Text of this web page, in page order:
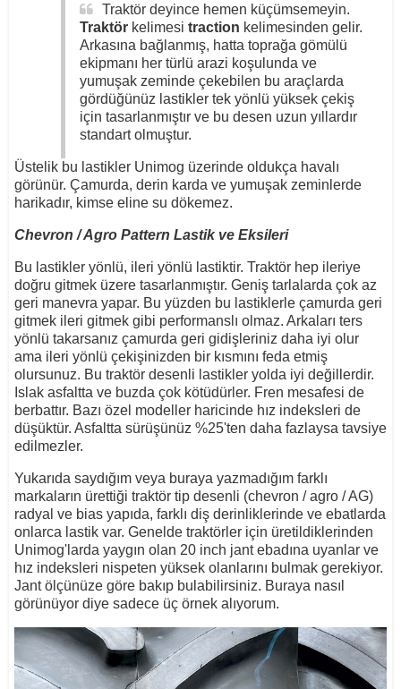
Traktör deyince hemen küçümsemeyin.
Traktörkelimesi traction kelimesinden gelir.
Arkasına bağlanmış, hatta toprağa gömülü
ekipmanı her türlü arazi koşulunda ve
yumuşak zeminde çekebilen bu araçlarda
gördüğünüz lastikler tek yönlü yüksek çekiş
için tasarlanmıştır ve bu desen uzun yıllardır
standart olmuştur.
Üstelik bu lastikler Unimog üzerinde oldukça havalı
görünür. Çamurda, derin karda ve yumuşak zeminlerde
harikadır, kimse eline su dökemez.
Chevron / Agro Pattern Lastik ve Eksileri
Bu lastikler yönlü, ileri yönlü lastiktir. Traktör hep ileriye
doğru gitmek üzere tasarlanmıştır. Geniş tarlalarda çok az
geri manevra yapar. Bu yüzden bu lastiklerle çamurda geri
gitmek ileri gitmek gibi performanslı olmaz. Arkaları ters
yönlü takarsanız çamurda geri gidişleriniz daha iyi olur
ama ileri yönlü çekişinizden bir kısmını feda etmiş
olursunuz. Bu traktör desenli lastikler yolda iyi değillerdir.
Islak asfaltta ve buzda çok kötüdürler. Fren mesafesi de
berbattır. Bazı özel modeller haricinde hız indeksleri de
düşüktür. Asfaltta sürüşünüz %25'ten daha fazlaysa tavsiye
edilmezler.
Yukarıda saydığım veya buraya yazmadığım farklı
markaların ürettiği traktör tip desenli (chevron / agro / AG)
radyal ve bias yapıda, farklı diş derinliklerinde ve ebatlarda
onlarca lastik var. Genelde traktörler için üretildiklerinden
Unimog'larda yaygın olan 20 inch jant ebadına uyanlar ve
hız indeksleri nispeten yüksek olanlarını bulmak gerekiyor.
Jant ölçünüze göre bakıp bulabilirsiniz. Buraya nasıl
görünüyor diye sadece üç örnek alıyorum.